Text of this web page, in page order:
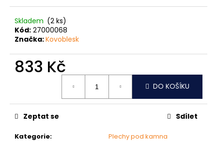
Skladem (2 ks)
Kód: 27000068
Značka:Kovoblesk
833 Kč
DO KOŠÍKU
Kategorie:
Plechy pod kamna
Zeptat se Sdílet
p
o
u
u
e
NÝT